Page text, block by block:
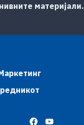
нивните материјали.